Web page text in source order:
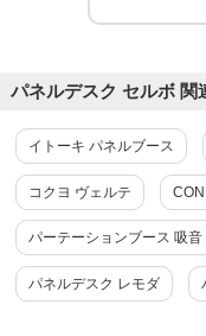
パネルデスク セルボ 関
イトーキ パネルブース
コクヨ ヴェルテ
パーテーションブース 吸音
パネルデスク レモダ